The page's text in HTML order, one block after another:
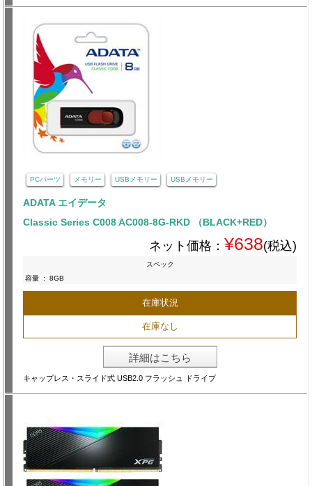
PCパーツ メモリー USBメモリー USBメモリー
ADATA エイデータ
Classic Series C008 AC008-8G-RKD （BLACK+RED）
ネット価格： ¥638(税込)
スペック
容量 : 8GB
在庫状況
在庫なし
詳細はこちら
キャップレス・スライド式 USB2.0 フラッシュ ドライブ